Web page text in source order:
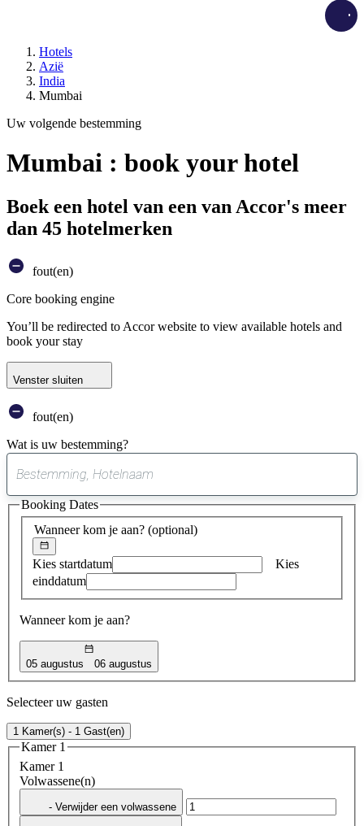
Hotels
Azië
India
Mumbai
Uw volgende bestemming
Mumbai : book your hotel
Boek een hotel van een van Accor's meer
dan 45 hotelmerken
fout(en)
Core booking engine
You’ll be redirected to Accor website to view available hotels and
book your stay
Venster sluiten
fout(en)
Wat is uw bestemming?
suggestie
gevonden
Wanneer kom je aan? (optional)
Kies startdatum
Kies
einddatum
Wanneer kom je aan?
05 augustus 06 augustus
Booking Dates
Selecteer uw gasten
1 Kamer(s) - 1 Gast(en)
Kamer 1
Kamer 1
Volwassene(n)
- Verwijder een volwassene